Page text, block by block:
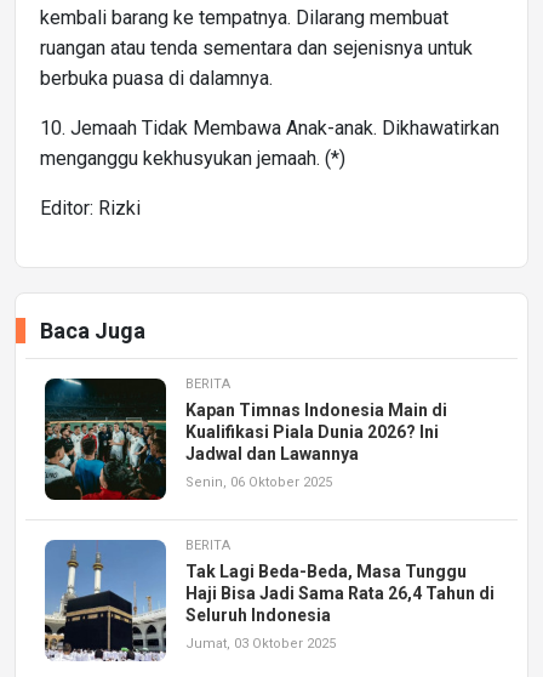
kembali barang ke tempatnya. Dilarang membuat
ruangan atau tenda sementara dan sejenisnya untuk
berbuka puasa di dalamnya.
10. Jemaah Tidak Membawa Anak-anak. Dikhawatirkan
menganggu kekhusyukan jemaah. (*)
Editor: Rizki
Baca Juga
BERITA
Kapan Timnas Indonesia Main di
Kualifikasi Piala Dunia 2026? Ini
Jadwal dan Lawannya
Senin, 06 Oktober 2025
BERITA
Tak Lagi Beda-Beda, Masa Tunggu
Haji Bisa Jadi Sama Rata 26,4 Tahun di
Seluruh Indonesia
Jumat, 03 Oktober 2025